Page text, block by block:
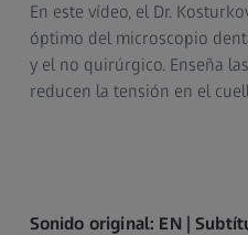
En este vídeo, el Dr.
óptimo del microscopio
y el no quirúrgico. Enseña
reducen la tensión en el
Sonido original: EN |